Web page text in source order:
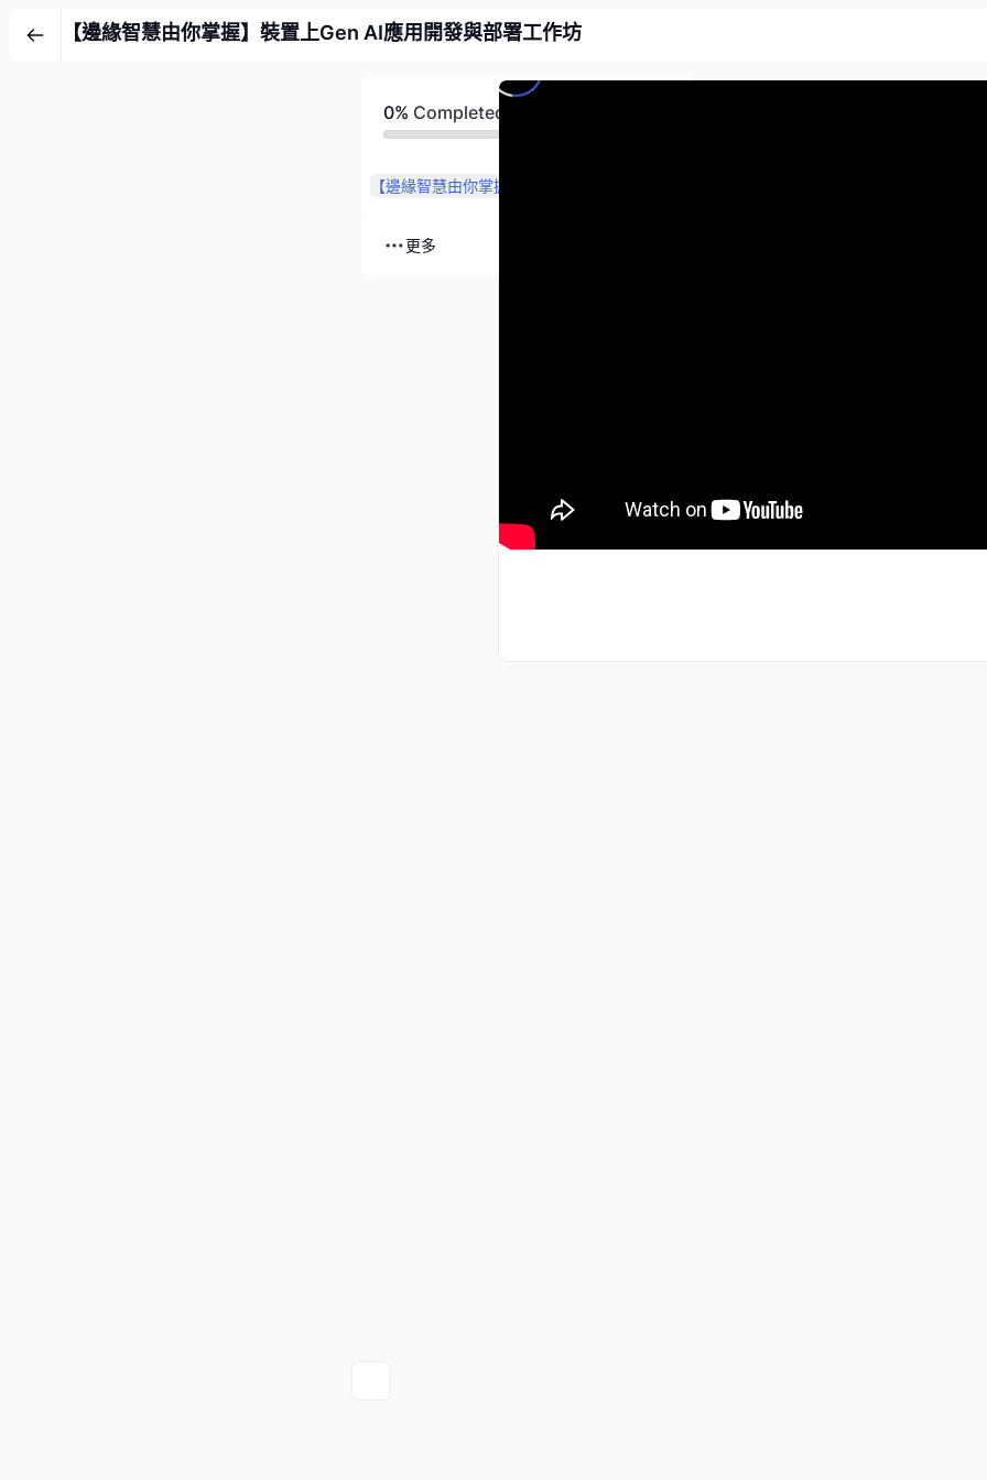
【邊緣智慧由你掌握】裝置上Gen AI應用開發與部署工作坊
0% Completed
更多